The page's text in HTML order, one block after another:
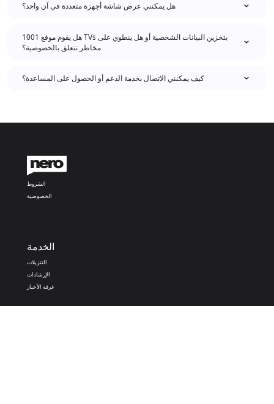
هل يمكنني عرض شاشة أجهزة متعددة في آن واحد؟
هل يقوم موقع 1001 TVs بتخزين البيانات الشخصية أو هل ينطوي على
مخاطر تتعلق بالخصوصية؟
كيف يمكنني الاتصال بخدمة الدعم أو الحصول على المساعدة؟
الشروط
الخصوصية
الخدمة
التنزيلات
الإرشادات
غرفة الأخبار